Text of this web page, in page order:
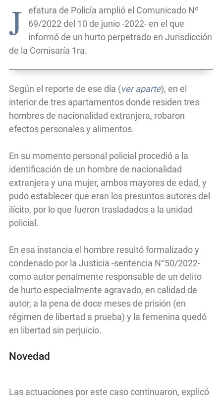
J
efatura de Policía amplió el Comunicado Nº
69/2022 del 10 de junio -2022- en el que
informó de un hurto perpetrado en Jurisdicción
de la Comisaría 1ra.
Según el reporte de ese día (ver aparte), en el
interior de tres apartamentos donde residen tres
hombres de nacionalidad extranjera, robaron
efectos personales y alimentos.
En su momento personal policial procedió a la
identificación de un hombre de nacionalidad
extranjera y una mujer, ambos mayores de edad, y
pudo establecer que eran los presuntos autores del
ilícito, por lo que fueron trasladados a la unidad
policial.
En esa instancia el hombre resultó formalizado y
condenado por la Justicia -sentencia N°50/2022-
como autor penalmente responsable de un delito
de hurto especialmente agravado, en calidad de
autor, a la pena de doce meses de prisión (en
régimen de libertad a prueba) y la femenina quedó
en libertad sin perjuicio.
Novedad
Las actuaciones por este caso continuaron, explicó